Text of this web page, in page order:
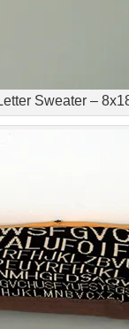
Sweater –